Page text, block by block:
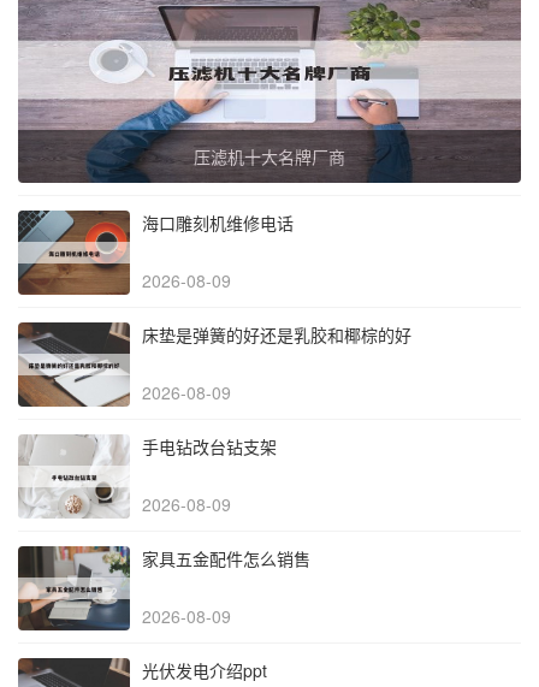
压滤机十大名牌厂商
海口雕刻机维修电话
2026-08-09
床垫是弹簧的好还是乳胶和椰棕的好
2026-08-09
手电钻改台钻支架
2026-08-09
家具五金配件怎么销售
2026-08-09
光伏发电介绍ppt